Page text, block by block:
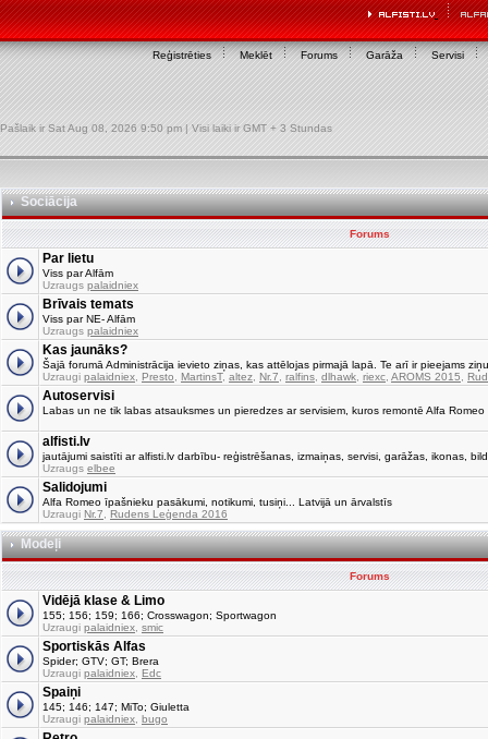
Reģistrēties Meklēt Forums Garāža Servisi
Pašlaik ir Sat Aug 08, 2026 9:50 pm | Visi laiki ir GMT + 3 Stundas
Sociācija
Forums
Par lietu
Viss par Alfām
Uzraugs palaidniex
Brīvais temats
Viss par NE- Alfām
Uzraugs palaidniex
Kas jaunāks?
Šajā forumā Administrācija ievieto ziņas, kas attēlojas pirmajā lapā. Te arī ir pieejams
Uzraugi palaidniex Presto MartinsT, altez Nr.7 ralfins dlhawk riexc AROMS 2015
Autoservisi
Labas un ne tik labas atsauksmes un pieredzes ar servisiem, kuros remontē Alfa Romeo
alfisti.lv
jautājumi saistīti ar alfisti.lv darbību- reģistrēšanas, izmaiņas, servisi, garāžas, ikonas,
Uzraugs elbee
Salidojumi
Alfa Romeo īpašnieku pasākumi, notikumi, tusiņi... Latvijā un ārvalstīs
Uzraugi Nr.7 Rudens Leģenda 2016
Modeļi
Forums
Vidējā klase & Limo
155; 156; 159; 166; Crosswagon; Sportwagon
Uzraugi palaidniex smic
Sportiskās Alfas
Spider; GTV; GT; Brera
Uzraugi palaidniex Edc
Spaiņi
145; 146; 147; MiTo; Giuletta
Uzraugi palaidniex bugo